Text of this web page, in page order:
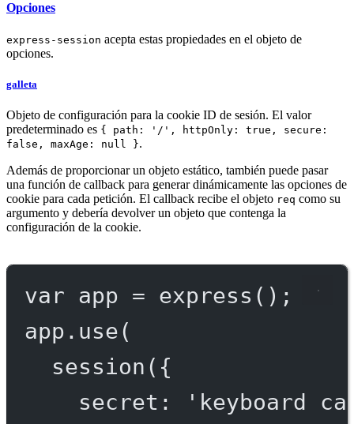
Opciones
express-session acepta estas propiedades en el objeto de
opciones.
galleta
Objeto de configuración para la cookie ID de sesión. El valor
predeterminado es { path: '/', httpOnly: true, secure:
false, maxAge: null }.
Además de proporcionar un objeto estático, también puede pasar
una función de callback para generar dinámicamente las opciones de
cookie para cada petición. El callback recibe el objeto req como su
argumento y debería devolver un objeto que contenga la
configuración de la cookie.
var app = express ();
app. use(
session ({
secret:
'keyboard